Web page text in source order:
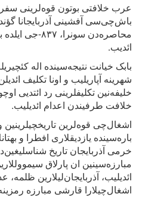
عرب خلافتی بوتون قوه‌لرینی
باش‌چی‌سی آفشینی آذربایجانا
محاصره‌دن
ائدیب.
بابک خیانت نتیجه‌سینده اله
شهرینه آپاریلیب و اونا تکلیف
خلافت طرفیندن اعدام ائدیلیب.
اشغال‌چی قوه‌لرین تاریخچیلرینین
باره‌سینده یازدیقلاری افطرا و
خرمی آذربایجان تاریخ
مبارزه‌سینین ان پارلاق
ائدیلیب، آذربایجان‌لیلارین ظلمه،
اشغال‌چیلارا قارشی مبارزه